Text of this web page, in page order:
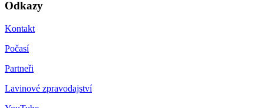
Odkazy
Kontakt
Počasí
Partneři
Lavinové zpravodajství